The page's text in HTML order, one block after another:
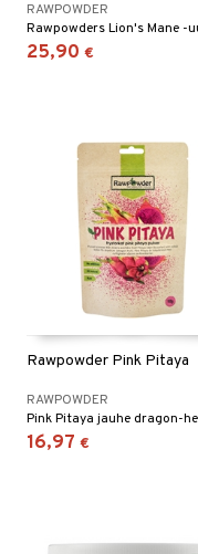
RAWPOWDER
25,90 €
Rawpowder Pink Pitaya
RAWPOWDER
16,97 €